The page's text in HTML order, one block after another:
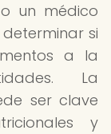
un médico
si
a la
La
ser clave
y